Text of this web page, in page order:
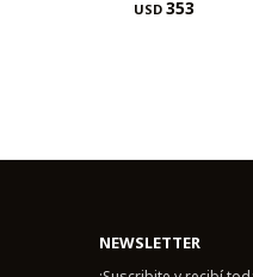
USD 353
NEWSLETTER